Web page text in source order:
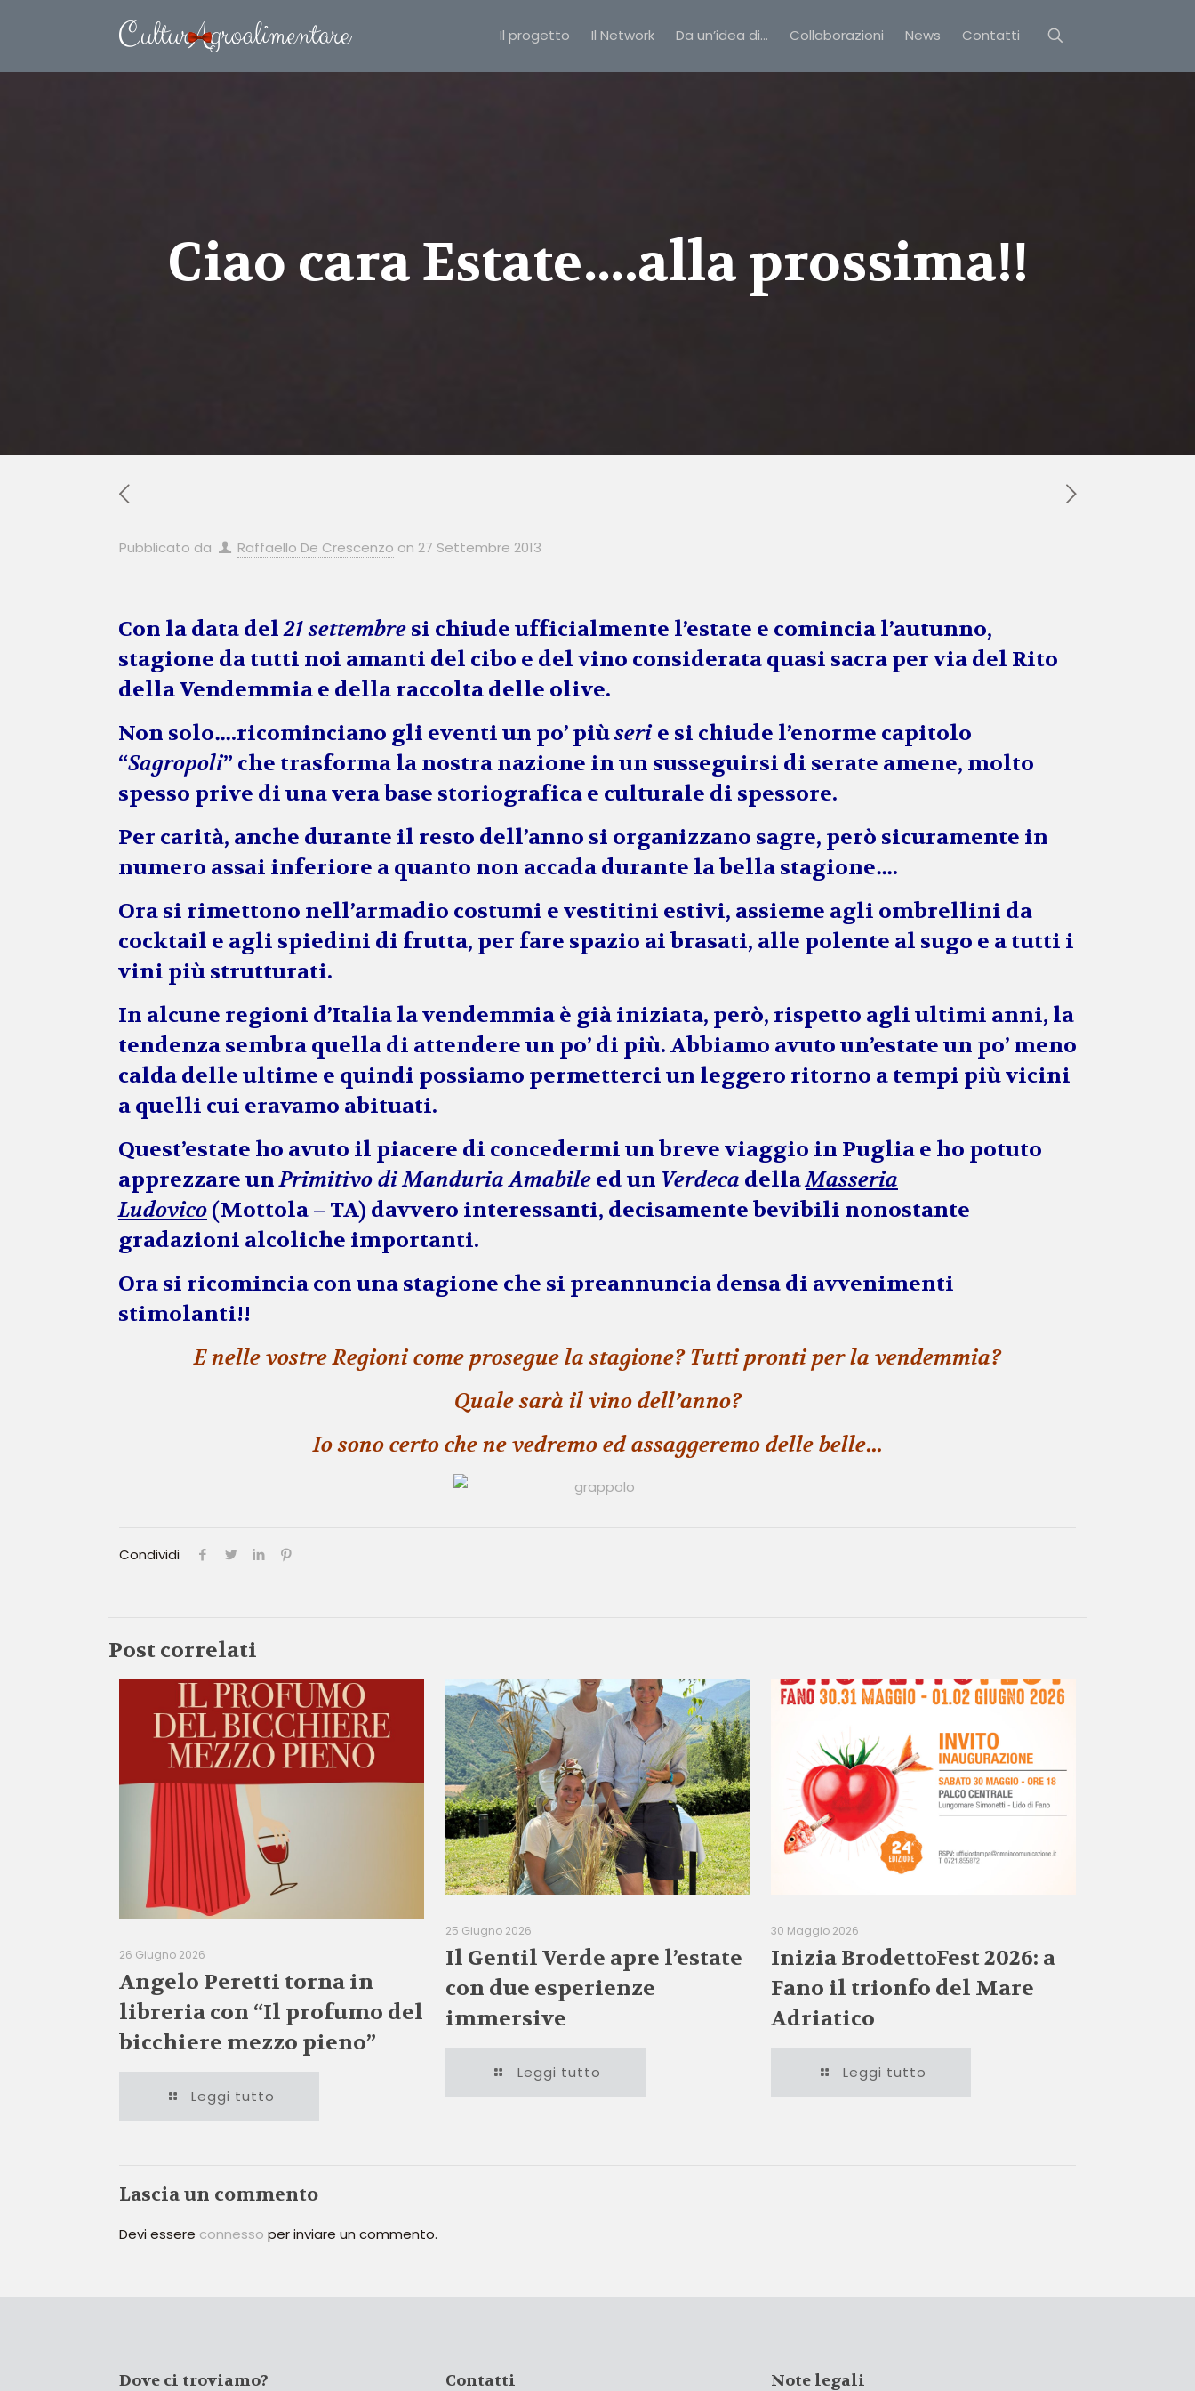
Il progetto Il Network Da un’idea di… Collaborazioni News Contatti
Ciao cara Estate….alla prossima!!
Pubblicato da Raffaello De Crescenzo on 27 Settembre 2013
Con la data del21 settembresi chiude ufficialmente l’estate e comincia l’autunno,
stagione da tutti noi amanti del cibo e del vino considerata quasi sacra per via del Rito
della Vendemmia e della raccolta delle olive.
Non solo….ricominciano gli eventiun po’ piùseri e si chiude l’enorme capitolo
“Sagropoli” che trasforma la nostra nazione in un susseguirsi di serate amene, molto
spesso prive di una vera base storiografica e culturale di spessore.
Per carità, anche durante il resto dell’anno si organizzano sagre, però sicuramente in
numero assai inferiore a quanto non accada durante la bella stagione….
Ora si rimettono nell’armadio costumi e vestitini estivi, assieme agli ombrellini da
cocktail e agli spiedini di frutta, per fare spazio ai brasati, alle polente al sugo e a tutti i
vini più strutturati.
In alcune regioni d’Italia lavendemmiaè già iniziata, però, rispetto agli ultimi anni, la
tendenza sembra quella di attendere un po’ di più. Abbiamo avuto un’estate un po’ meno
calda delle ultime e quindi possiamo permetterci un leggero ritorno a tempi più vicini
a quelli cui eravamo abituati.
Quest’estate ho avuto il piacere di concedermi un breve viaggio in Pugliae ho potuto
apprezzare unPrimitivo di Manduria Amabileed un Verdeca dellaMasseria
Ludovico(Mottola – TA) davvero interessanti, decisamente bevibili nonostante
gradazioni alcoliche importanti.
Ora si ricomincia con una stagione che si preannuncia densa di avvenimenti
stimolanti!!
E nelle vostre Regioni come prosegue la stagione? Tutti pronti per la vendemmia?
Quale sarà il vino dell’anno?
Io sono certo che ne vedremo ed assaggeremo delle belle…
Condividi
Post correlati
26 Giugno 2026
Angelo Peretti torna in
libreria con “Il profumo del
bicchiere mezzo pieno”
Leggi tutto
25 Giugno 2026
Il Gentil Verde apre l’estate
con due esperienze
immersive
Leggi tutto
30 Maggio 2026
Inizia BrodettoFest 2026: a
Fano il trionfo del Mare
Adriatico
Leggi tutto
Lascia un commento
Devi essere connesso per inviare un commento.
Dove ci troviamo? Contatti Note legali